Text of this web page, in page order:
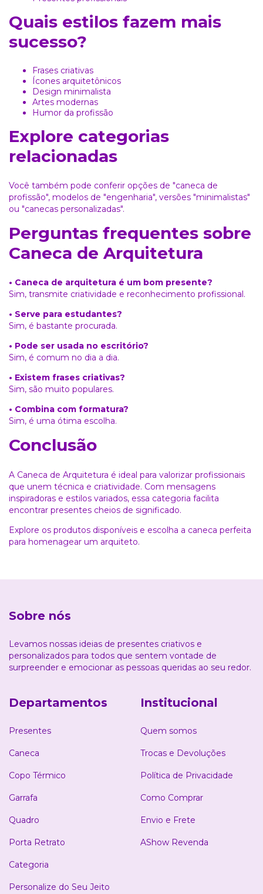
Quais estilos fazem mais
sucesso?
Frases criativas
Ícones arquitetônicos
Design minimalista
Artes modernas
Humor da profissão
Explore categorias
relacionadas
Você também pode conferir opções de "caneca de
profissão", modelos de "engenharia", versões "minimalistas"
ou "canecas personalizadas".
Perguntas frequentes sobre
Caneca de Arquitetura
• Caneca de arquitetura é um bom presente?
Sim, transmite criatividade e reconhecimento profissional.
• Serve para estudantes?
Sim, é bastante procurada.
• Pode ser usada no escritório?
Sim, é comum no dia a dia.
• Existem frases criativas?
Sim, são muito populares.
• Combina com formatura?
Sim, é uma ótima escolha.
Conclusão
A Caneca de Arquitetura é ideal para valorizar profissionais
que unem técnica e criatividade. Com mensagens
inspiradoras e estilos variados, essa categoria facilita
encontrar presentes cheios de significado.
Explore os produtos disponíveis e escolha a caneca perfeita
para homenagear um arquiteto.
Sobre nós
Levamos nossas ideias de presentes criativos e
personalizados para todos que sentem vontade de
surpreender e emocionar as pessoas queridas ao seu redor.
Departamentos
Presentes
Caneca
Copo Térmico
Garrafa
Quadro
Porta Retrato
Categoria
Personalize do Seu Jeito
Institucional
Quem somos
Trocas e Devoluções
Política de Privacidade
Como Comprar
Envio e Frete
AShow Revenda